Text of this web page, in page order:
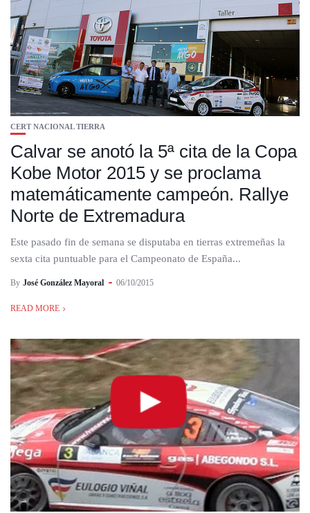
CERT NACIONAL TIERRA
Calvar se anotó la 5ª cita de la Copa
Kobe Motor 2015 y se proclama
matemáticamente campeón. Rallye
Norte de Extremadura
Este pasado fin de semana se disputaba en tierras extremeñas la
sexta cita puntuable para el Campeonato de España...
By José González Mayoral 06/10/2015
READ MORE